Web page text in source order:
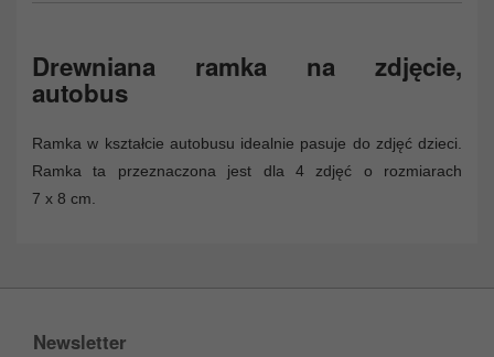
Drewniana ramka na zdjęcie,
autobus
Ramka w kształcie autobusu idealnie pasuje do zdjęć dzieci.
Ramka ta przeznaczona jest dla 4 zdjęć o rozmiarach
7 x 8 cm.
Newsletter